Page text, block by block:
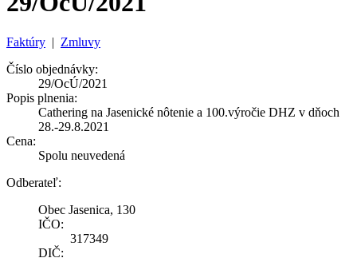
Faktúry | Zmluvy
Číslo objednávky:
29/OcÚ/2021
Popis plnenia:
Cathering na Jasenické nôtenie a 100.výročie DHZ v dňoch
28.-29.8.2021
Cena:
Spolu neuvedená
Odberateľ:
Obec Jasenica, 130
IČO:
317349
DIČ: